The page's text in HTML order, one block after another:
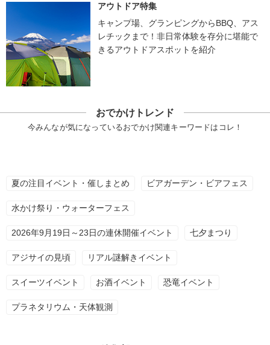
アウトドア特集
キャンプ場、グランピングからBBQ、アス
レチックまで！非日常体験を存分に堪能で
きるアウトドアスポットを紹介
おでかけトレンド
今みんなが気になっているおでかけ関連キーワードはコレ！
夏の注目イベント・催しまとめ ビアガーデン・ビアフェス
水かけ祭り・ウォーターフェス
2026年9月19日～23日の連休開催イベント 七夕まつり
アジサイの見頃 リアル謎解きイベント
スイーツイベント お酒イベント 恐竜イベント
プラネタリウム・天体観測